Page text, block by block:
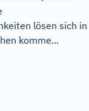
lösen sich in
komme...